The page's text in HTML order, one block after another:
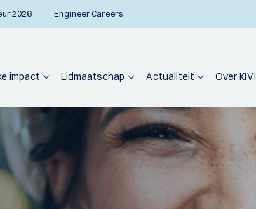
2026 Engineer Careers
impact Lidmaatschap Actualiteit Over KIVI